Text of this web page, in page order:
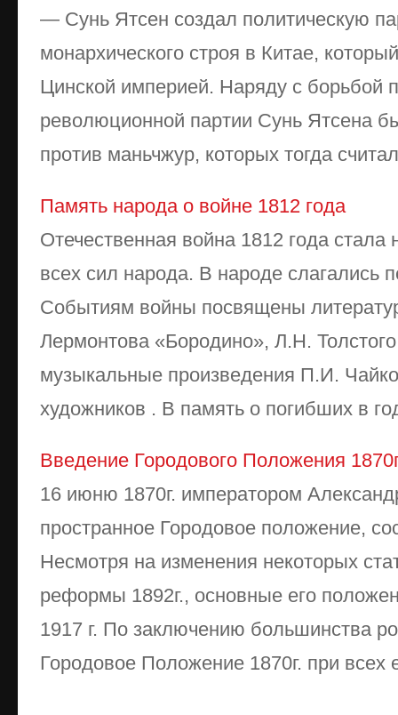
— Сунь Ятсен создал политическую
монархического строя в Китае,
Цинской империей. Наряду с борьбой
революционной партии Сунь Ятсена
против маньчжур, которых тогда
Память народа о войне 1812 года
Отечественная война 1812 года
всех сил народа. В народе слагались
Событиям войны посвящены
Лермонтова «Бородино», Л.Н.
музыкальные произведения П.И.
художников . В память о погибших в
Введение Городового Положения
16 июню 1870г. императором
пространное Городовое положение,
Несмотря на изменения некоторых
реформы 1892г., основные его
1917 г. По заключению большинства
Городовое Положение 1870г. при всех